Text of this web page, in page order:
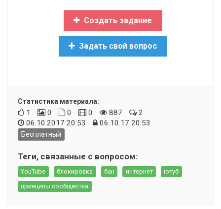
Создать задание
Задать свой вопрос
Статистика материала:
1 0 0 0 887
2
06.10.2017 20:53
06.10.17 20:53
Бесплатный
Теги, связанные с вопросом:
YouTube блокировка бан интернет ютуб
принципы сообщества